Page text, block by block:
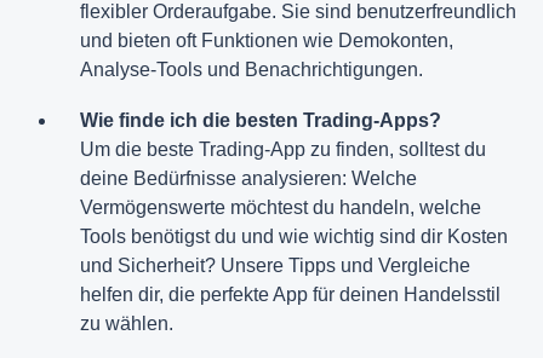
flexibler Orderaufgabe. Sie sind benutzerfreundlich
und bieten oft Funktionen wie Demokonten,
Analyse-Tools und Benachrichtigungen.
Wie finde ich die besten Trading-Apps?
Um die beste Trading-App zu finden, solltest du
deine Bedürfnisse analysieren: Welche
Vermögenswerte möchtest du handeln, welche
Tools benötigst du und wie wichtig sind dir Kosten
und Sicherheit? Unsere Tipps und Vergleiche
helfen dir, die perfekte App für deinen Handelsstil
zu wählen.